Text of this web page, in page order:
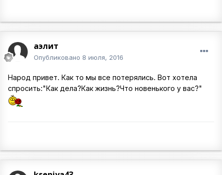
аэлит
Опубликовано 8 июля, 2016
Народ привет. Как то мы все потерялись. Вот хотела
спросить:"Как дела?Как жизнь?Что новенького у вас?"